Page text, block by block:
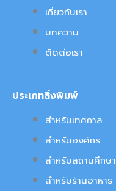
เกี่ยวกับเรา
บทความ
ติดต่อเรา
ประเภทสิ่งพิมพ์
สำหรับเทศกาล
สำหรับองค์กร
สำหรับสถานศึกษา
สำหรับร้านอาหาร